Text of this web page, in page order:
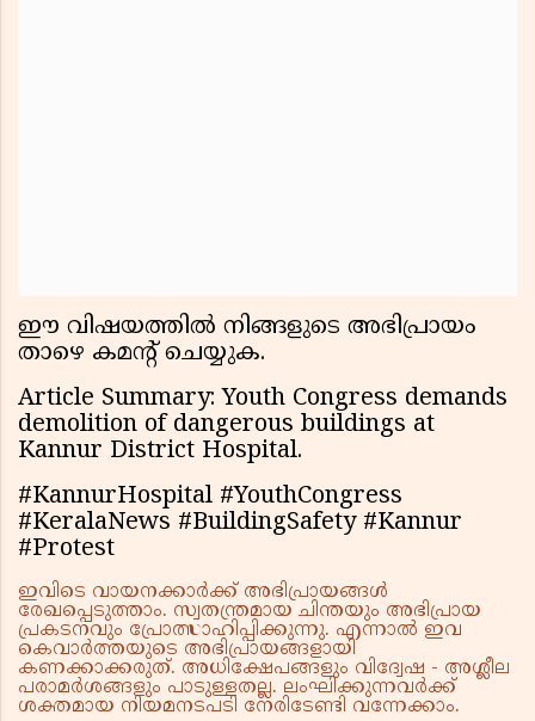
ഈ വിഷയത്തിൽ നിങ്ങളുടെ അഭിപ്രായം
താഴെ കമന്റ് ചെയ്യുക.
Article Summary: Youth Congress demands
demolition of dangerous buildings at
Kannur District Hospital.
#KannurHospital #YouthCongress
#KeralaNews #BuildingSafety #Kannur
#Protest
ഇവിടെ വായനക്കാർക്ക് അഭിപ്രായങ്ങൾ
രേഖപ്പെടുത്താം. സ്വതന്ത്രമായ ചിന്തയും അഭിപ്രായ
പ്രകടനവും പ്രോത്സാഹിപ്പിക്കുന്നു. എന്നാൽ ഇവ
കെവാർത്തയുടെ അഭിപ്രായങ്ങളായി
കണക്കാക്കരുത്. അധിക്ഷേപങ്ങളും വിദ്വേഷ - അശ്ലീല
പരാമർശങ്ങളും പാടുള്ളതല്ല. ലംഘിക്കുന്നവർക്ക്
ശക്തമായ നിയമനടപടി നേരിടേണ്ടി വന്നേക്കാം.